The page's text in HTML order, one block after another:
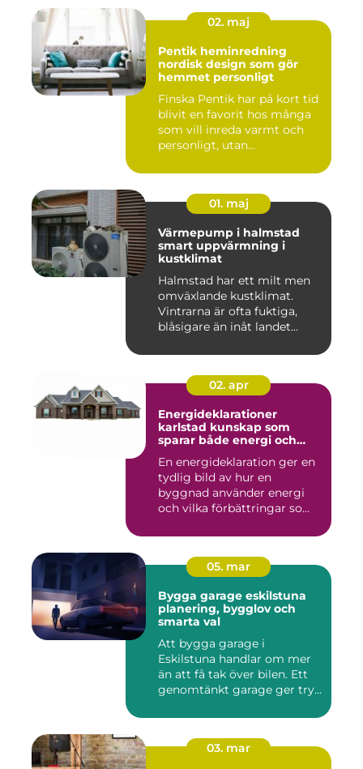
02. maj
Pentik heminredning
nordisk design som gör
hemmet personligt
Finska Pentik har på kort tid
blivit en favorit hos många
som vill inreda varmt och
personligt, utan...
01. maj
Värmepump i halmstad
smart uppvärmning i
kustklimat
Halmstad har ett milt men
omväxlande kustklimat.
Vintrarna är ofta fuktiga,
blåsigare än inåt landet...
02. apr
Energideklarationer
karlstad kunskap som
sparar både energi och
En energideklaration ger en
tydlig bild av hur en
byggnad använder energi
och vilka förbättringar so...
05. mar
Bygga garage eskilstuna
planering, bygglov och
smarta val
Att bygga garage i
Eskilstuna handlar om mer
än att få tak över bilen. Ett
genomtänkt garage ger try...
03. mar